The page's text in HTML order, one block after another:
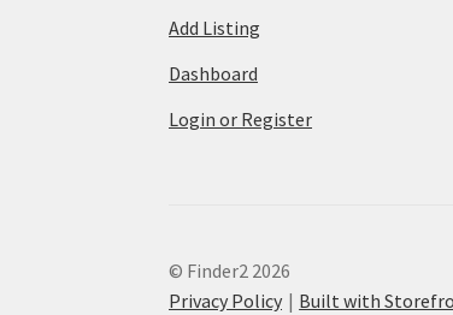
Add Listing
Dashboard
Login or Register
© Finder2 2026
Privacy Policy
Built with